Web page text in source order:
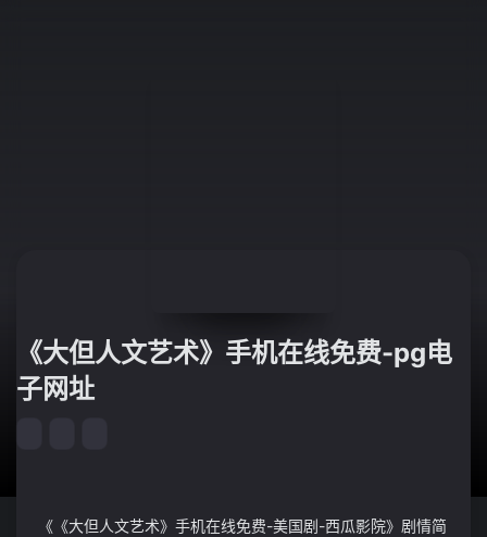
《大但人文艺术》手机在线免费-pg电
子网址
《《大但人文艺术》手机在线免费-美国剧-西瓜影院》剧情简